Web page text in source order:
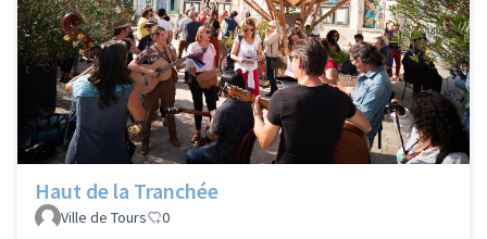
Haut de la Tranchée
Ville de Tours 0